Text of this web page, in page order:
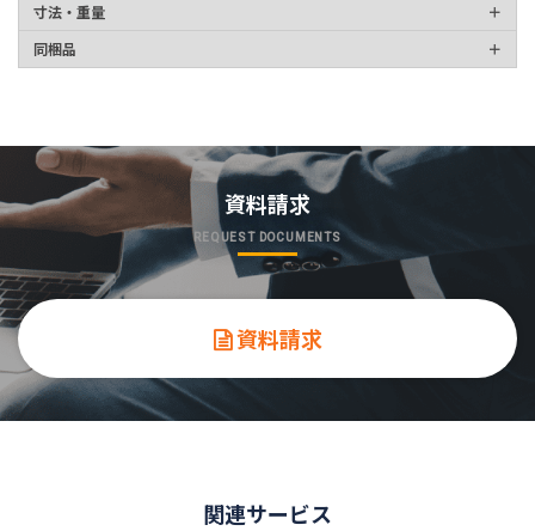
寸法・重量
同梱品
資料請求
REQUEST DOCUMENTS
資料請求
関連サービス